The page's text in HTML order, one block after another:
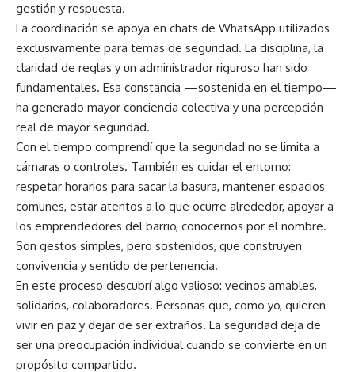
gestión y respuesta.
La coordinación se apoya en chats de WhatsApp utilizados
exclusivamente para temas de seguridad. La disciplina, la
claridad de reglas y un administrador riguroso han sido
fundamentales. Esa constancia —sostenida en el tiempo—
ha generado mayor conciencia colectiva y una percepción
real de mayor seguridad.
Con el tiempo comprendí que la seguridad no se limita a
cámaras o controles. También es cuidar el entorno:
respetar horarios para sacar la basura, mantener espacios
comunes, estar atentos a lo que ocurre alrededor, apoyar a
los emprendedores del barrio, conocernos por el nombre.
Son gestos simples, pero sostenidos, que construyen
convivencia y sentido de pertenencia.
En este proceso descubrí algo valioso: vecinos amables,
solidarios, colaboradores. Personas que, como yo, quieren
vivir en paz y dejar de ser extraños. La seguridad deja de
ser una preocupación individual cuando se convierte en un
propósito compartido.